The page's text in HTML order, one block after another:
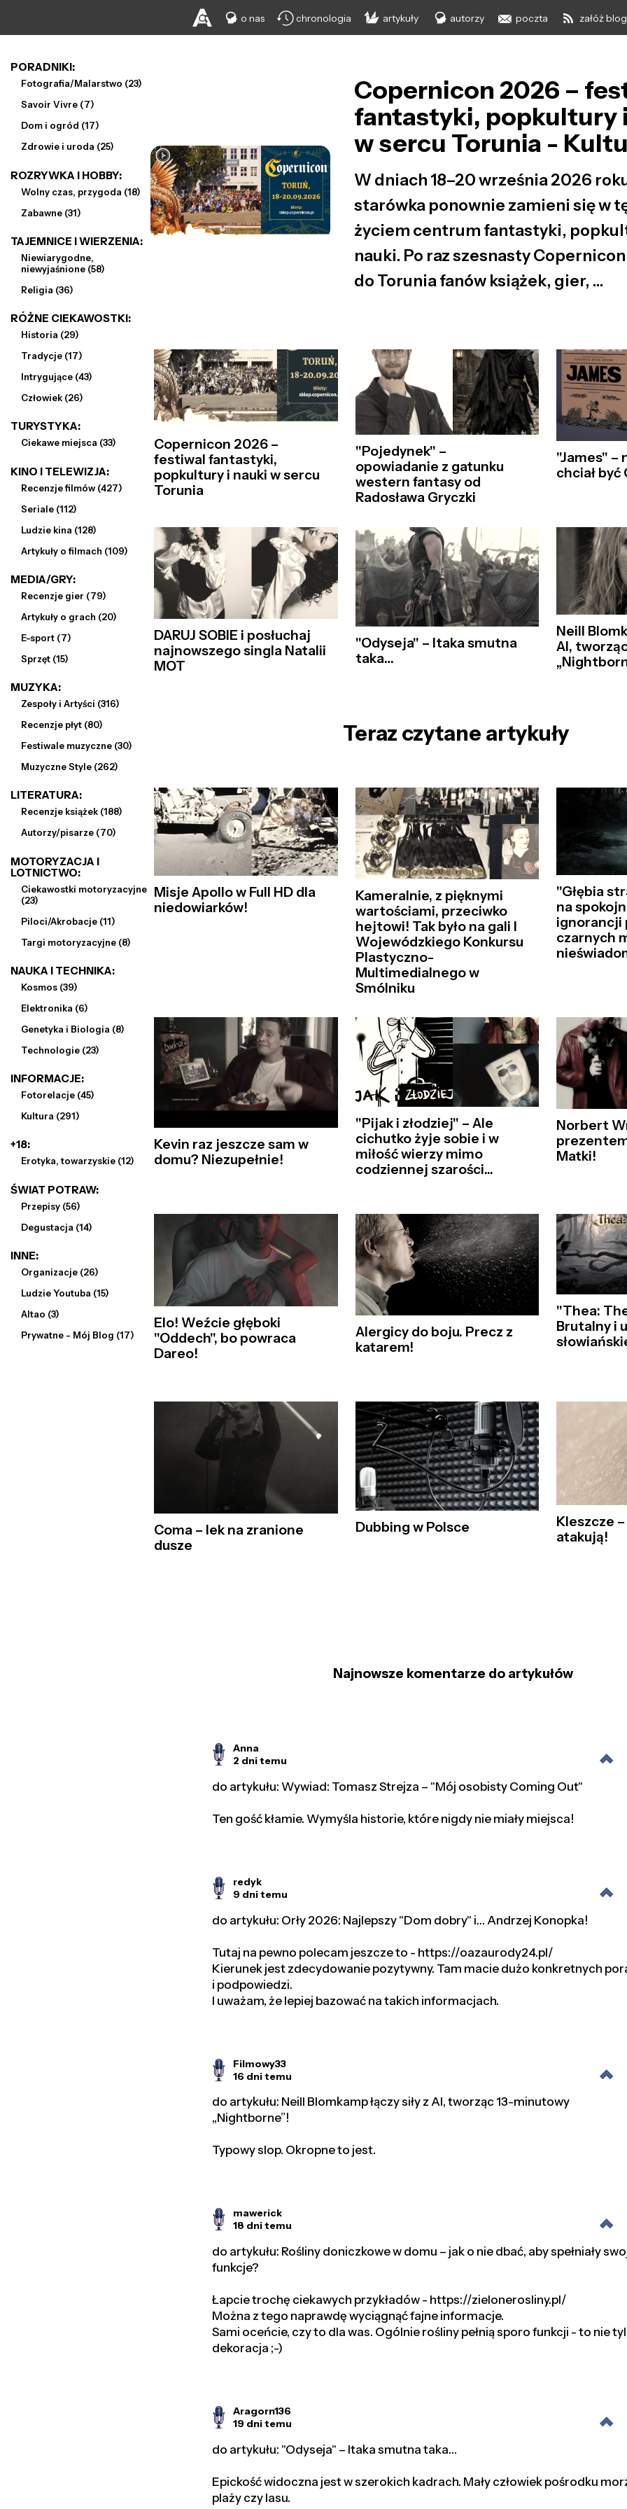
o nas chronologia artykuły autorzy poczta załóż
Copernicon 2026 –
fantastyki, popkultury
w sercu Torunia -
W dniach 18–20 września 2026
starówka ponownie zamieni się w
życiem centrum fantastyki,
nauki. Po raz szesnasty
do Torunia fanów książek, gier, ...
PORADNIKI:
Fotografia/Malarstwo (23)
Savoir Vivre (7)
Dom i ogród (17)
Zdrowie i uroda (25)
ROZRYWKA I HOBBY:
Wolny czas, przygoda (18)
Zabawne (31)
TAJEMNICE I WIERZENIA:
Niewiarygodne,
niewyjaśnione (58)
Religia (36)
RÓŻNE CIEKAWOSTKI:
Historia (29)
Tradycje (17)
Intrygujące (43)
Człowiek (26)
TURYSTYKA:
Ciekawe miejsca (33)
KINO I TELEWIZJA:
Recenzje filmów (427)
Seriale (112)
Ludzie kina (128)
Artykuły o filmach (109)
MEDIA/GRY:
Recenzje gier (79)
Artykuły o grach (20)
E-sport (7)
Sprzęt (15)
MUZYKA:
Zespoły i Artyści (316)
Recenzje płyt (80)
Festiwale muzyczne (30)
Muzyczne Style (262)
LITERATURA:
Recenzje książek (188)
Autorzy/pisarze (70)
MOTORYZACJA I
LOTNICTWO:
Ciekawostki motoryzacyjne
(23)
Piloci/Akrobacje (11)
Targi motoryzacyjne (8)
NAUKA I TECHNIKA:
Kosmos (39)
Elektronika (6)
Genetyka i Biologia (8)
Technologie (23)
INFORMACJE:
Fotorelacje (45)
Kultura (291)
+18:
Erotyka, towarzyskie (12)
ŚWIAT POTRAW:
Przepisy (56)
Degustacja (14)
INNE:
Organizacje (26)
Ludzie Youtuba (15)
Altao (3)
Prywatne - Mój Blog (17)
Copernicon 2026 –
festiwal fantastyki,
popkultury i nauki w sercu
Torunia
"Pojedynek" –
opowiadanie z gatunku
western fantasy od
Radosława Gryczki
"James" –
chciał być
DARUJ SOBIE i posłuchaj
najnowszego singla Natalii
MOT
"Odyseja" – Itaka smutna
taka…
Neill
AI,
Teraz czytane artykuły
Misje Apollo w Full HD dla
niedowiarków!
Kameralnie, z pięknymi
wartościami, przeciwko
hejtowi! Tak było na gali I
Wojewódzkiego Konkursu
Plastyczno-
Multimedialnego w
Smólniku
"Głębia
na
ignorancji
czarnych
Kevin raz jeszcze sam w
domu? Niezupełnie!
"Pijak i złodziej" – Ale
cichutko żyje sobie i w
miłość wierzy mimo
codziennej szarości...
Norbert
Matki!
Elo! Weźcie głęboki
"Oddech", bo powraca
Dareo!
Alergicy do boju. Precz z
katarem!
"Thea:
Brutalny i
Coma – lek na zranione
dusze
Dubbing w Polsce
Kleszcze
atakują!
Najnowsze komentarze do artykułów
Anna
2 dni temu
do artykułu: Wywiad: Tomasz Strejza – "Mój osobisty Coming Out"
Ten gość kłamie. Wymyśla historie, które nigdy nie miały miejsca!
redyk
9 dni temu
do artykułu: Orły 2026: Najlepszy "Dom dobry" i… Andrzej Konopka!
Tutaj na pewno polecam jeszcze to - https://oazaurody24.pl/
Kierunek jest zdecydowanie pozytywny. Tam macie dużo konkretnych
i podpowiedzi.
I uważam, że lepiej bazować na takich informacjach.
Filmowy33
16 dni temu
do artykułu: Neill Blomkamp łączy siły z AI, tworząc 13-minutowy
„Nightborne”!
Typowy slop. Okropne to jest.
mawerick
18 dni temu
do artykułu: Rośliny doniczkowe w domu – jak o nie dbać, aby spełniały
funkcje?
Łapcie trochę ciekawych przykładów - https://zielonerosliny.pl/
Można z tego naprawdę wyciągnąć fajne informacje.
Sami oceńcie, czy to dla was. Ogólnie rośliny pełnią sporo funkcji - to nie
dekoracja ;-)
Aragorn136
19 dni temu
do artykułu: "Odyseja" – Itaka smutna taka…
Epickość widoczna jest w szerokich kadrach. Mały człowiek pośrodku
plaży czy lasu.